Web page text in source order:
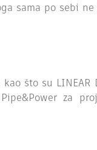
sama po sebi ne
što su LINEAR
za